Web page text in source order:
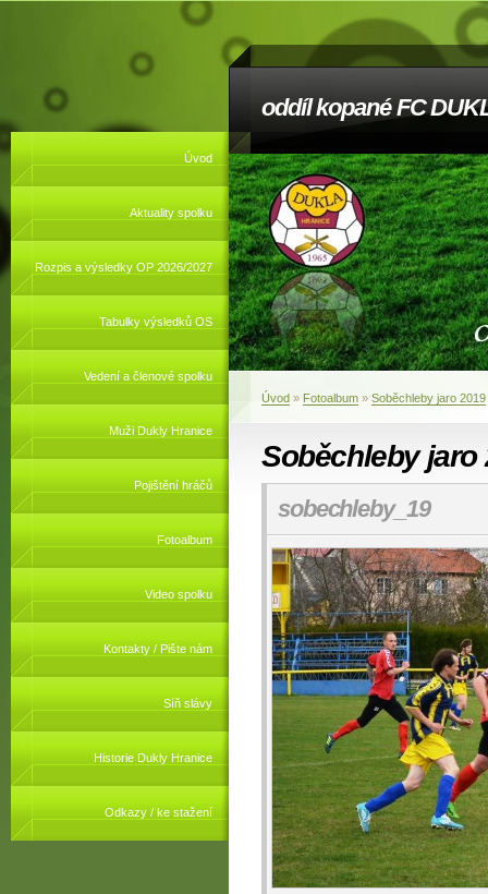
oddíl kopané FC
Úvod
Aktuality spolku
Rozpis a výsledky OP 2026/2027
Tabulky výsledků OS
Vedení a členové spolku
Muži Dukly Hranice
Pojištění hráčů
Fotoalbum
Video spolku
Kontakty / Pište nám
Síň slávy
Historie Dukly Hranice
Odkazy / ke stažení
Úvod » Fotoalbum » Soběchleby jaro 2019
Soběchleby jaro
sobechleby_19